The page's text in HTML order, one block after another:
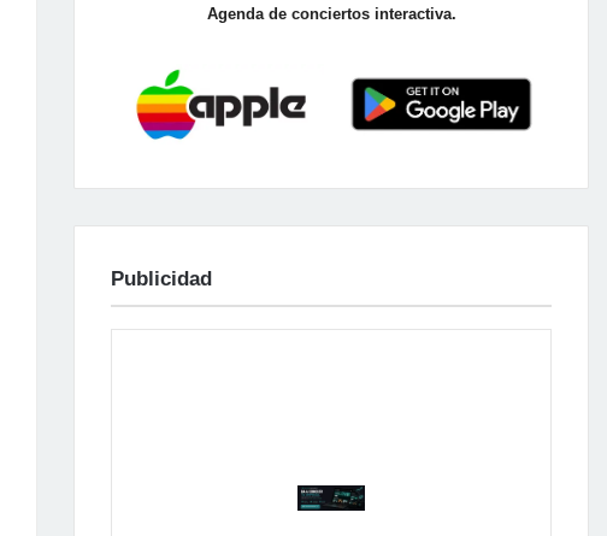
Agenda de conciertos interactiva.
Publicidad
Publicidad